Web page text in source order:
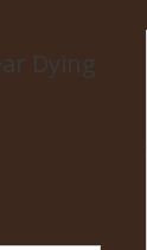
Dying